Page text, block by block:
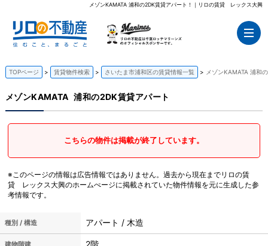
メゾンKAMATA 浦和の2DK賃貸アパート！｜リロの賃貸 レックス大興
TOPページ 賃貸物件検索 さいたま市浦和区の賃貸情報一覧 メゾンKAMATA 浦和
メゾンKAMATA 浦和の2DK賃貸アパート
こちらの物件は掲載が終了しています。
※このページの情報は広告情報ではありません。過去から現在までリロの賃
貸 レックス大興のホームぺージに掲載されていた物件情報を元に生成した参
考情報です。
種別 / 構造 アパート / 木造
建物階建 2階